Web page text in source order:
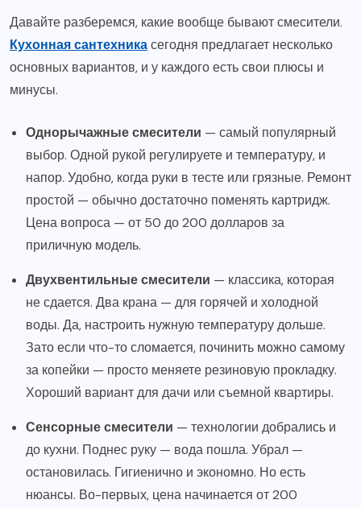
Давайте разберемся, какие вообще бывают смесители.
Кухонная сантехникасегодня предлагает несколько
основных вариантов, и у каждого есть свои плюсы и
минусы.
Однорычажные смесители — самый популярный
выбор. Одной рукой регулируете и температуру, и
напор. Удобно, когда руки в тесте или грязные. Ремонт
простой — обычно достаточно поменять картридж.
Цена вопроса — от 50 до 200 долларов за
приличную модель.
Двухвентильные смесители — классика, которая
не сдается. Два крана — для горячей и холодной
воды. Да, настроить нужную температуру дольше.
Зато если что-то сломается, починить можно самому
за копейки — просто меняете резиновую прокладку.
Хороший вариант для дачи или съемной квартиры.
Сенсорные смесители — технологии добрались и
до кухни. Поднес руку — вода пошла. Убрал —
остановилась. Гигиенично и экономно. Но есть
нюансы. Во-первых, цена начинается от 200